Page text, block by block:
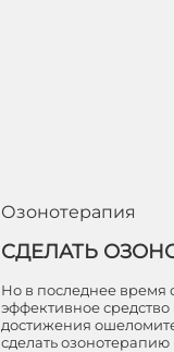
Озонотерапия
СДЕЛАТЬ
Но в последнее время
эффективное
достижения
сделать